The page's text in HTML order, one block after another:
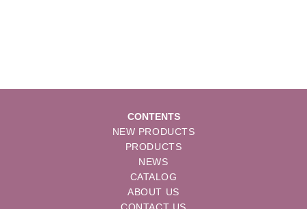
CONTENTS
NEW PRODUCTS
PRODUCTS
NEWS
CATALOG
ABOUT US